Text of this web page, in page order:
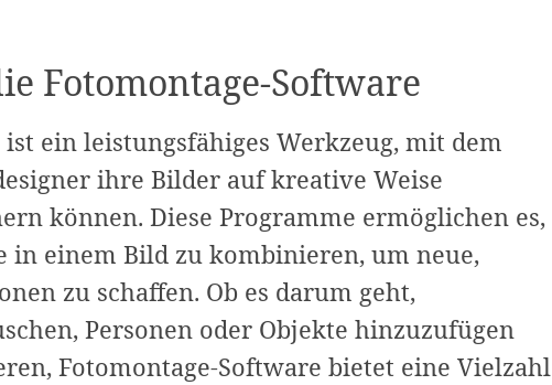
Fotomontage-Software
ein leistungsfähiges Werkzeug, mit dem
ihre Bilder auf kreative Weise
können. Diese Programme ermöglichen es,
in einem Bild zu kombinieren, um neue,
zu schaffen. Ob es darum geht,
Personen oder Objekte hinzuzufügen
Fotomontage-Software bietet eine Vielzahl